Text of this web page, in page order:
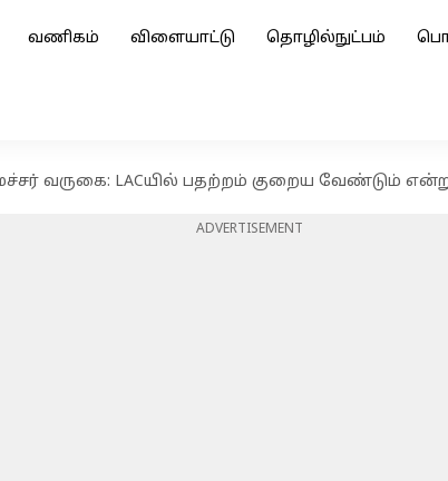
வணிகம் விளையாட்டு தொழில்நுட்பம்
வருகை: LACயில் பதற்றம் குறைய வேண்டும்
ADVERTISEMENT